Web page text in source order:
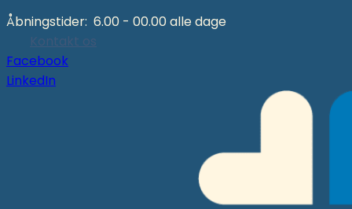
Åbningstider: 6.00 - 00.00 alle dage
Kontakt os
Facebook
LinkedIn